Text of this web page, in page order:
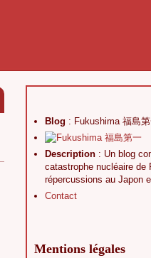
Blog : Fukushima 福島
Description : Un blog
catastrophe nucléaire de
répercussions au Japon
Contact
Mentions légales